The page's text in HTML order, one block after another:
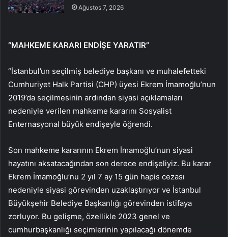
Ağustos 7, 2026
“MAHKEME KARARI ENDİŞE YARATIR”
“İstanbul’un seçilmiş belediye başkanı ve muhalefetteki
Cumhuriyet Halk Partisi (CHP) üyesi Ekrem İmamoğlu’nun
2019’da seçilmesinin ardından siyasi açıklamaları
nedeniyle verilen mahkeme kararını Sosyalist
Enternasyonal büyük endişeyle öğrendi.
Son mahkeme kararının Ekrem İmamoğlu’nun siyasi
hayatını aksatacağından son derece endişeliyiz. Bu karar
Ekrem İmamoğlu’nu 2 yıl 7 ay 15 gün hapis cezası
nedeniyle siyasi görevinden uzaklaştırıyor ve İstanbul
Büyükşehir Belediye Başkanlığı görevinden istifaya
zorluyor. Bu gelişme, özellikle 2023 genel ve
cumhurbaşkanlığı seçimlerinin yapılacağı dönemde